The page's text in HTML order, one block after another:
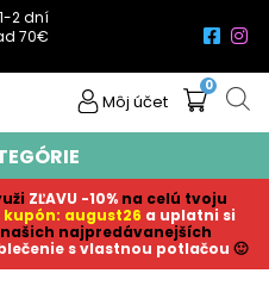
2 dní
70€
Môj účet
0
ZĽAVU -10% na celú tvoju
kupón: august26 a uplatni si
najpredávanejších
s vlastnou potlačou 🙂